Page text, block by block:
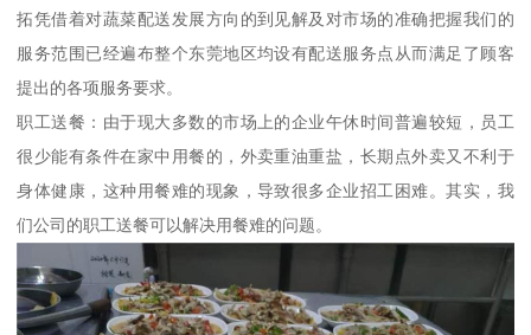
拓凭借着对蔬菜配送发展方向的到见解及对市场的准确把握我们的
服务范围已经遍布整个东莞地区均设有配送服务点从而满足了顾客
提出的各项服务要求。
职工送餐：由于现大多数的市场上的企业午休时间普遍较短，员工
很少能有条件在家中用餐的，外卖重油重盐，长期点外卖又不利于
身体健康，这种用餐难的现象，导致很多企业招工困难。其实，我
们公司的职工送餐可以解决用餐难的问题。